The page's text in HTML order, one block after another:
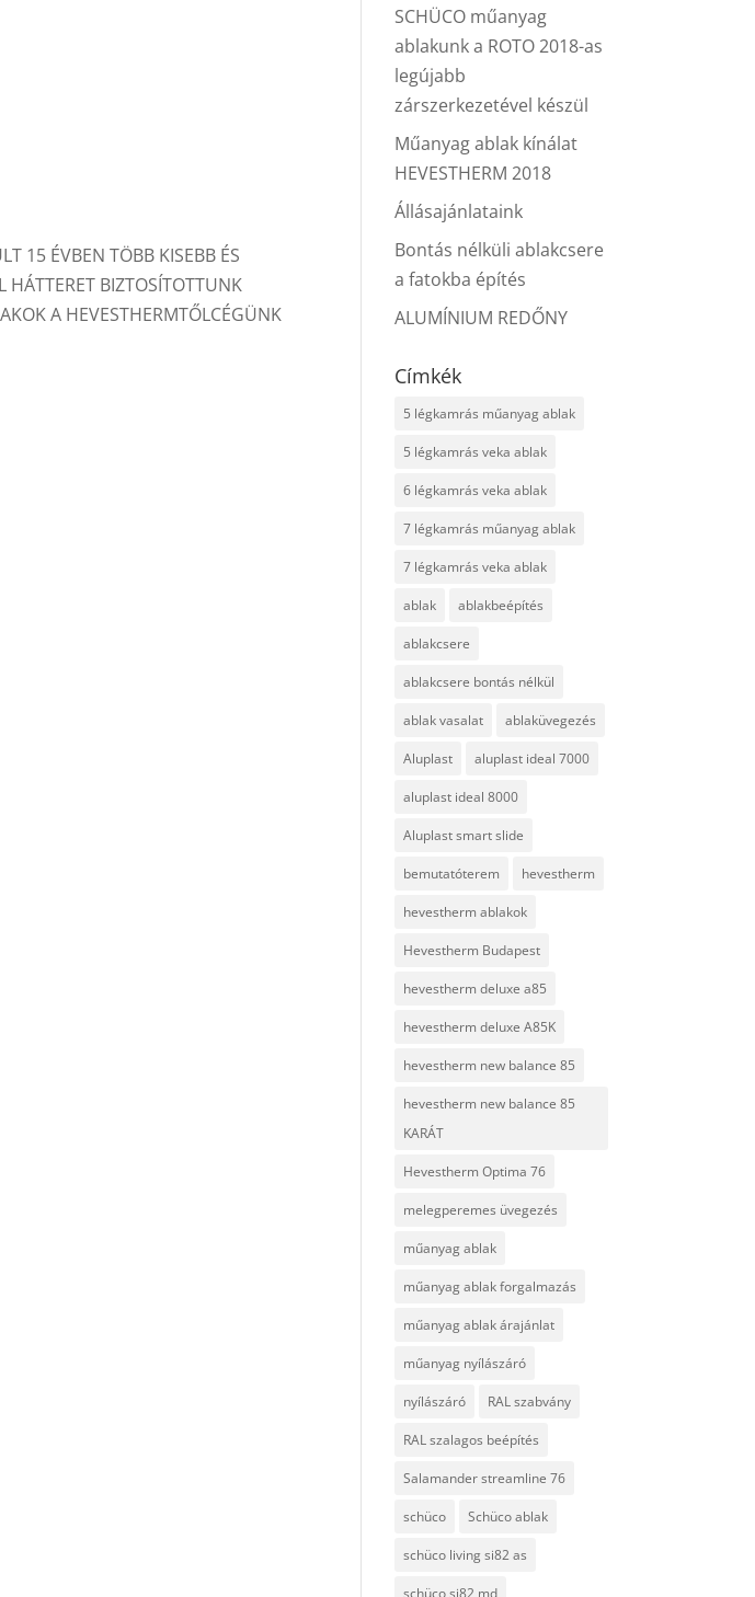
15 ÉVBEN TÖBB KISEBB ÉS
HÁTTERET BIZTOSÍTOTTUNK
A HEVESTHERMTŐLCÉGÜNK
SCHÜCO műanyag
ablakunk a ROTO 2018-as
legújabb
zárszerkezetével készül
Műanyag ablak kínálat
HEVESTHERM 2018
Állásajánlataink
Bontás nélküli ablakcsere
a fatokba építés
ALUMÍNIUM REDŐNY
Címkék
5 légkamrás műanyag ablak
5 légkamrás veka ablak
6 légkamrás veka ablak
7 légkamrás műanyag ablak
7 légkamrás veka ablak
ablak ablakbeépítés
ablakcsere
ablakcsere bontás nélkül
ablak vasalat ablaküvegezés
Aluplast aluplast ideal 7000
aluplast ideal 8000
Aluplast smart slide
bemutatóterem hevestherm
hevestherm ablakok
Hevestherm Budapest
hevestherm deluxe a85
hevestherm deluxe A85K
hevestherm new balance 85
hevestherm new balance 85
KARÁT
Hevestherm Optima 76
melegperemes üvegezés
műanyag ablak
műanyag ablak forgalmazás
műanyag ablak árajánlat
műanyag nyílászáró
nyílászáró RAL szabvány
RAL szalagos beépítés
Salamander streamline 76
schüco Schüco ablak
schüco living si82 as
schüco si82 md